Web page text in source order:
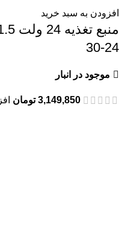
افزودن به سبد خرید
30-24
موجود در انبار
3,149,850 تومان